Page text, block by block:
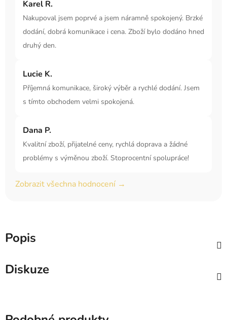
Karel R.
Nakupoval jsem poprvé a jsem náramně spokojený. Brzké
dodání, dobrá komunikace i cena. Zboží bylo dodáno hned
druhý den.
Lucie K.
Příjemná komunikace, široký výběr a rychlé dodání. Jsem
s tímto obchodem velmi spokojená.
Dana P.
Kvalitní zboží, přijatelné ceny, rychlá doprava a žádné
problémy s výměnou zboží. Stoprocentní spolupráce!
Zobrazit všechna hodnocení →
Popis
Diskuze